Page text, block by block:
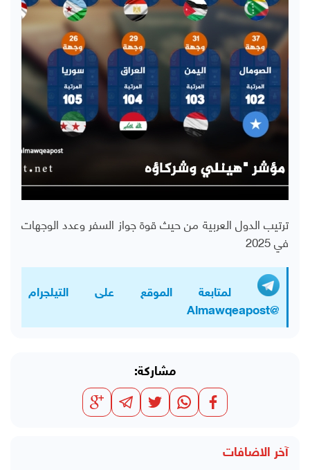
ترتيب الدول العربية من حيث قوة جواز السفر وعدد الوجهات
في 2025
لمتابعة الموقع على التيلجرام
@Almawqeapost
مشاركة:
آخر الاضافات